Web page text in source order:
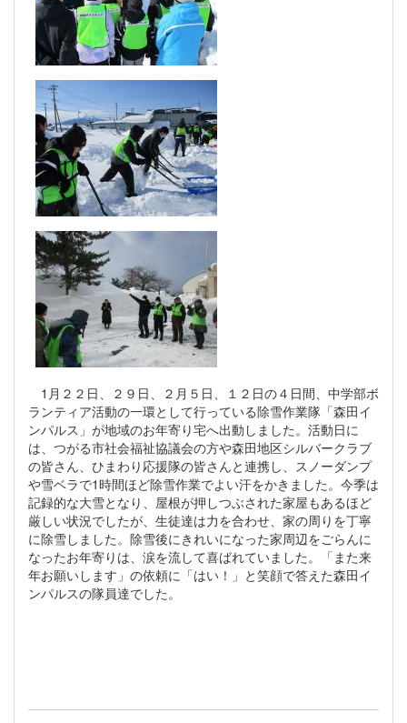
1月２２日、２９日、２月５日、１２日の４日間、中学部ボ
ランティア活動の一環として行っている除雪作業隊「森田イ
ンパルス」が地域のお年寄り宅へ出動しました。活動日に
は、つがる市社会福祉協議会の方や森田地区シルバークラブ
の皆さん、ひまわり応援隊の皆さんと連携し、スノーダンプ
や雪ベラで1時間ほど除雪作業でよい汗をかきました。今季は
記録的な大雪となり、屋根が押しつぶされた家屋もあるほど
厳しい状況でしたが、生徒達は力を合わせ、家の周りを丁寧
に除雪しました。除雪後にきれいになった家周辺をごらんに
なったお年寄りは、涙を流して喜ばれていました。「また来
年お願いします」の依頼に「はい！」と笑顔で答えた森田イ
ンパルスの隊員達でした。